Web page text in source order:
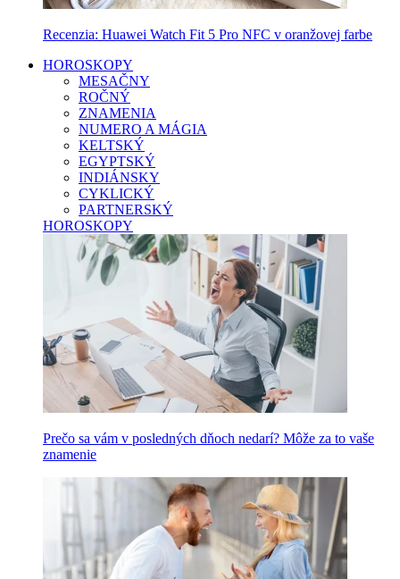
Recenzia: Huawei Watch Fit 5 Pro NFC v oranžovej farbe
HOROSKOPY
MESAČNY
ROČNÝ
ZNAMENIA
NUMERO A MÁGIA
KELTSKÝ
EGYPTSKÝ
INDIÁNSKY
CYKLICKÝ
PARTNERSKÝ
HOROSKOPY
Prečo sa vám v posledných dňoch nedarí? Môže za to vaše
znamenie